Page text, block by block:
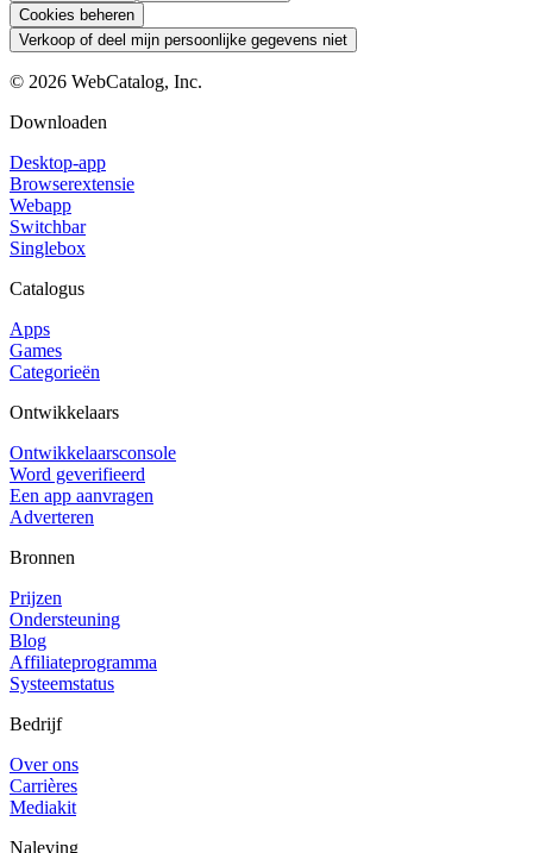
Cookies beheren
Verkoop of deel mijn persoonlijke gegevens niet
© 2026 WebCatalog, Inc.
Downloaden
Desktop-app
Browserextensie
Webapp
Switchbar
Singlebox
Catalogus
Apps
Games
Categorieën
Ontwikkelaars
Ontwikkelaarsconsole
Word geverifieerd
Een app aanvragen
Adverteren
Bronnen
Prijzen
Ondersteuning
Blog
Affiliateprogramma
Systeemstatus
Bedrijf
Over ons
Carrières
Mediakit
Naleving